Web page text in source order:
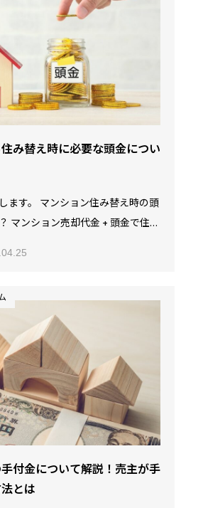
ションで賃貸不動産経営を行って
リース契約を交わしたマンション
、一般的なマンションと同様に売
み替え時に必要な頭金につい
ます。 マンション住み替え時の頭
マンション売却代金 + 頭金で住宅
？」「今のローンどうしよう…」
る方もいらっしゃるでしょう。 転
家が見つかったなどマンションを
な理由があります。 しかし、住み
マンションの住宅ローンや次のマ
のことでしょう。 高額な金額が動
付金について解説！売主が手
とは